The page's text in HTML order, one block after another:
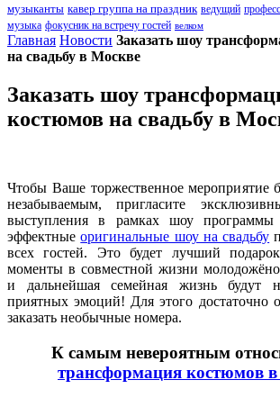
музыканты кавер группа на праздник ведущий
музыка фокусник на встречу гостей велком
Главная Новости Заказать шоу
на свадьбу в Москве
Заказать шоу
костюмов на свадьбу в
Чтобы Ваше торжественное
незабываемым, пригласите
выступления в рамках шоу
эффектныеоригинальные шоу на свадьбу
всех гостей. Это будет лучший
моменты в совместной жизни
и дальнейшая семейная жизнь будут
приятных эмоций! Для этого достаточно
заказать необычные номера.
К самым невероятным
трансформация костюмов